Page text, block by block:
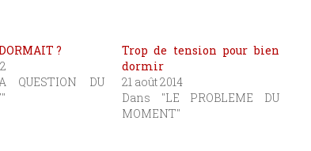
?
QUESTION DU
Trop de tension pour bien
dormir
21 août 2014
Dans "LE PROBLEME DU
MOMENT"